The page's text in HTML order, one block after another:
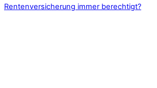
Rentenversicherung immer berechtigt?